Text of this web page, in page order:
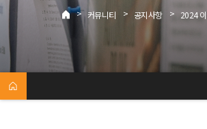
> 커뮤니티 > 공지사항 > 2024